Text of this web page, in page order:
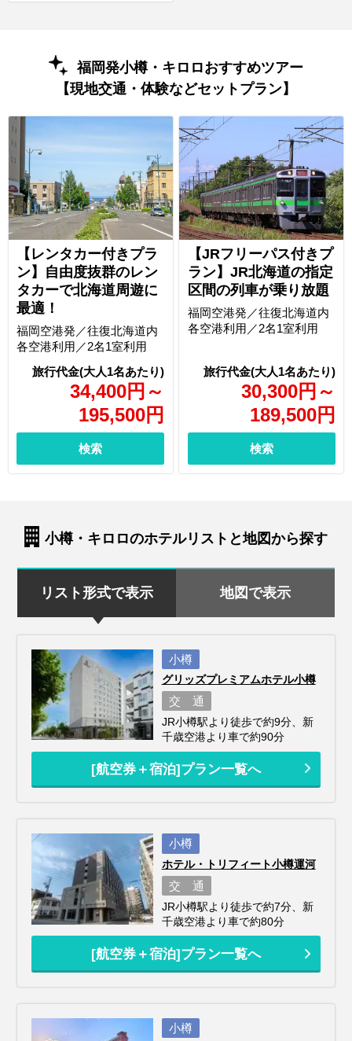
福岡発小樽・キロロおすすめツアー
【現地交通・体験などセットプラン】
【レンタカー付きプラ
ン】自由度抜群のレン
タカーで北海道周遊に
最適！
34,400円 ～
195,500円
福岡空港発／往復北海道内
各空港利用／2名1室利用
検索
【JRフリーパス付きプ
ラン】JR北海道の指定
区間の列車が乗り放題
30,300円 ～
189,500円
福岡空港発／往復北海道内
各空港利用／2名1室利用
検索
小樽・キロロのホテルリストと地図から探す
リスト形式で表示 地図で表示
小樽
グリッズプレミアムホテル小樽
交 通
JR小樽駅より徒歩で約9分、新
千歳空港より車で約90分
[航空券＋宿泊]プラン一覧へ
小樽
ホテル・トリフィート小樽運河
交 通
JR小樽駅より徒歩で約7分、新
千歳空港より車で約80分
[航空券＋宿泊]プラン一覧へ
小樽